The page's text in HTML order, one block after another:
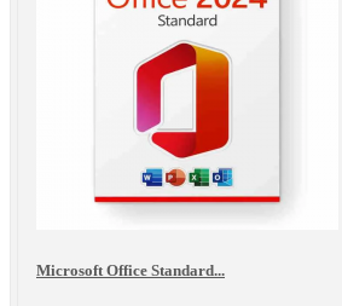
Microsoft Office Standard...